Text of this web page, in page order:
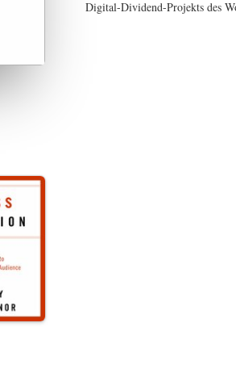
Digital-Dividend-Projekts des